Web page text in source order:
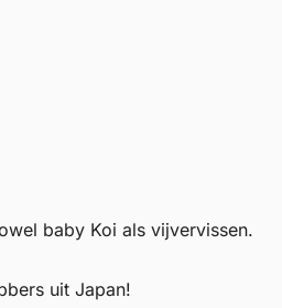
baby Koi als vijvervissen.
uit Japan!